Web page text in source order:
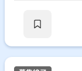
Oracle × 副業